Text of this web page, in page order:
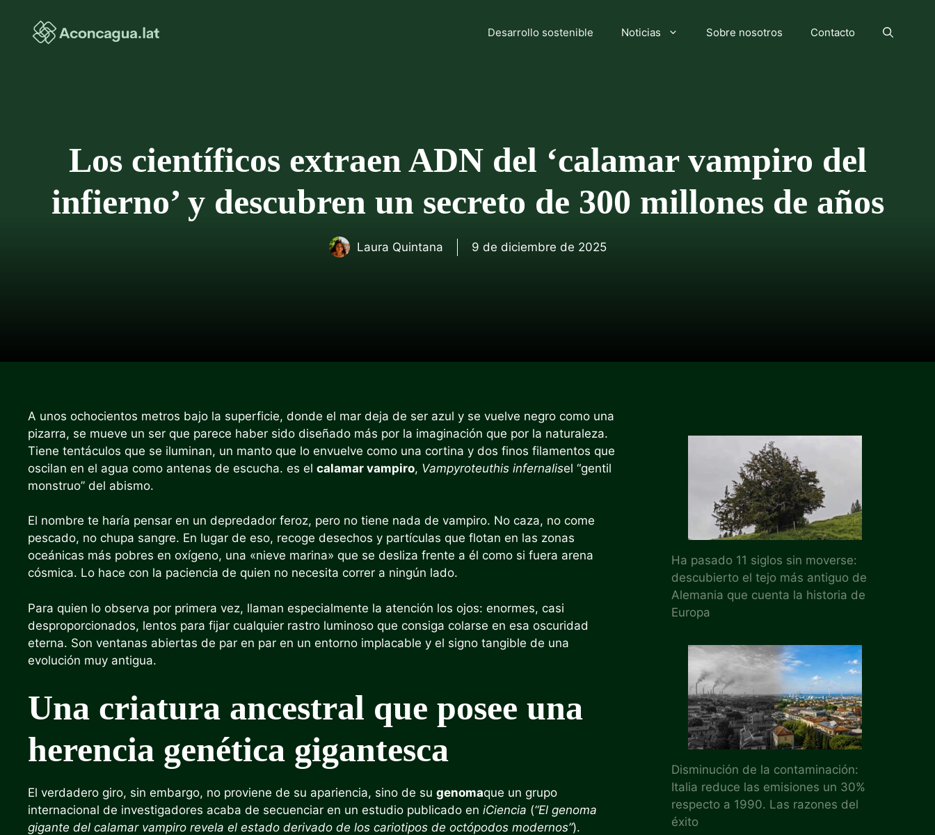
contenido
Desarrollo sostenible Noticias Sobre nosotros Contacto
Los científicos extraen ADN del ‘calamar vampiro del
infierno’ y descubren un secreto de 300 millones de años
Laura Quintana 9 de diciembre de 2025
A unos ochocientos metros bajo la superficie, donde el mar deja de ser azul y se vuelve negro como una
pizarra, se mueve un ser que parece haber sido diseñado más por la imaginación que por la naturaleza.
Tiene tentáculos que se iluminan, un manto que lo envuelve como una cortina y dos finos filamentos que
oscilan en el agua como antenas de escucha. es el calamar vampiro, Vampyroteuthis infernalisel “gentil
monstruo” del abismo.
El nombre te haría pensar en un depredador feroz, pero no tiene nada de vampiro. No caza, no come
pescado, no chupa sangre. En lugar de eso, recoge desechos y partículas que flotan en las zonas
oceánicas más pobres en oxígeno, una «nieve marina» que se desliza frente a él como si fuera arena
cósmica. Lo hace con la paciencia de quien no necesita correr a ningún lado.
Para quien lo observa por primera vez, llaman especialmente la atención los ojos: enormes, casi
desproporcionados, lentos para fijar cualquier rastro luminoso que consiga colarse en esa oscuridad
eterna. Son ventanas abiertas de par en par en un entorno implacable y el signo tangible de una
evolución muy antigua.
Una criatura ancestral que posee una
herencia genética gigantesca
El verdadero giro, sin embargo, no proviene de su apariencia, sino de su genomaque un grupo
internacional de investigadores acaba de secuenciar en un estudio publicado en iCiencia (“El genoma
gigante del calamar vampiro revela el estado derivado de los cariotipos de octópodos modernos”).
Ha pasado 11 siglos sin moverse:
descubierto el tejo más antiguo de
Alemania que cuenta la historia de
Europa
Disminución de la contaminación:
Italia reduce las emisiones un 30%
respecto a 1990. Las razones del
éxito